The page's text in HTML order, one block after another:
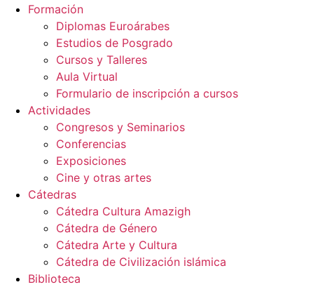
Formación
Diplomas Euroárabes
Estudios de Posgrado
Cursos y Talleres
Aula Virtual
Formulario de inscripción a cursos
Actividades
Congresos y Seminarios
Conferencias
Exposiciones
Cine y otras artes
Cátedras
Cátedra Cultura Amazigh
Cátedra de Género
Cátedra Arte y Cultura
Cátedra de Civilización islámica
Biblioteca